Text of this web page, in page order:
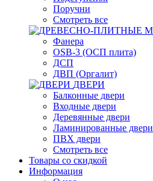
Поручни
Смотреть все
Фанера
OSB-3 (ОСП плита)
ДСП
ДВП (Оргалит)
ДВЕРИ
Балконные двери
Входные двери
Деревянные двери
Ламинированные двери
ПВХ двери
Смотреть все
Товары со скидкой
Информация